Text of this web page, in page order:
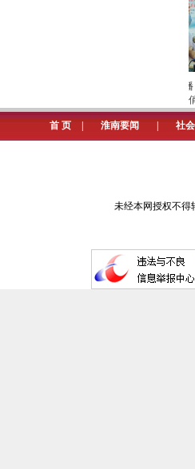
劳模下田开直播
首 页 淮南要闻 社
未经本网授权不得